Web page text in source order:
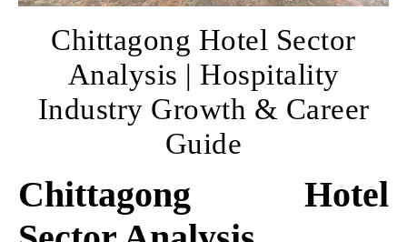
Chittagong Hotel Sector
Analysis | Hospitality
Industry Growth & Career
Guide
Chittagong Hotel